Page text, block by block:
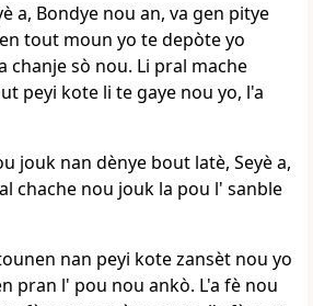
a, Bondye nou an, va gen pitye
tout moun yo te depòte yo
chanje sò nou. Li pral mache
peyi kote li te gaye nou yo, l'a
jouk nan dènye bout latè, Seyè a,
chache nou jouk la pou l' sanble
nan peyi kote zansèt nou yo
pran l' pou nou ankò. L'a fè nou